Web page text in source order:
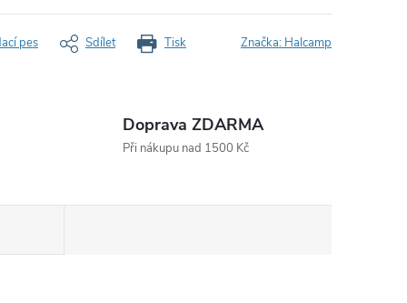
Tisk
pes Sdílet Značka: Halcamp
Doprava ZDARMA
Při nákupu nad 1500 Kč